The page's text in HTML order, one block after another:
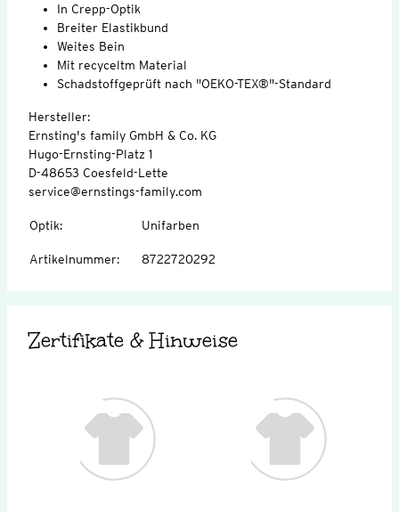
In Crepp-Optik
Breiter Elastikbund
Weites Bein
Mit recyceltm Material
Schadstoffgeprüft nach "OEKO-TEX®"-Standard
Hersteller:
Ernsting's family GmbH & Co. KG
Hugo-Ernsting-Platz 1
D-48653 Coesfeld-Lette
service@ernstings-family.com
Optik: Unifarben
Artikelnummer: 8722720292
Zertifikate & Hinweise